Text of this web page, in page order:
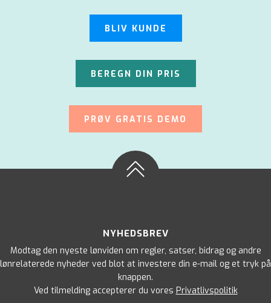
BLIV KUNDE
BEREGN DIN PRIS
PRØV GRATIS DEMO
NYHEDSBREV
Modtag den nyeste lønviden om regler, satser, bidrag og andre
lønrelaterede nyheder ved blot at investere din e-mail og et tryk på
knappen.
Ved tilmelding accepterer du vores Privatlivspolitik